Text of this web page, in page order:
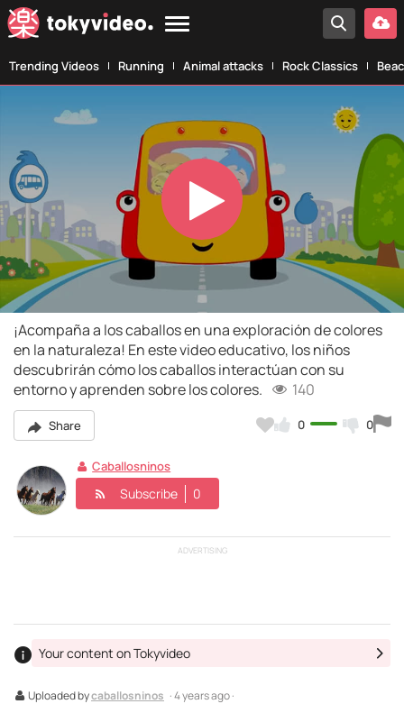
Trending Videos Running Animal attacks Rock Classics
Play
Video
¡Acompaña a los caballos en una exploración de colores
en la naturaleza! En este video educativo, los niños
descubrirán cómo los caballos interactúan con su
entorno y aprenden sobre los colores.
140
Share 0 0
Caballosninos
Subscribe 0
ADVERTISING
Uploaded bycaballosninos · 4 years ago ·
Your content on Tokyvideo